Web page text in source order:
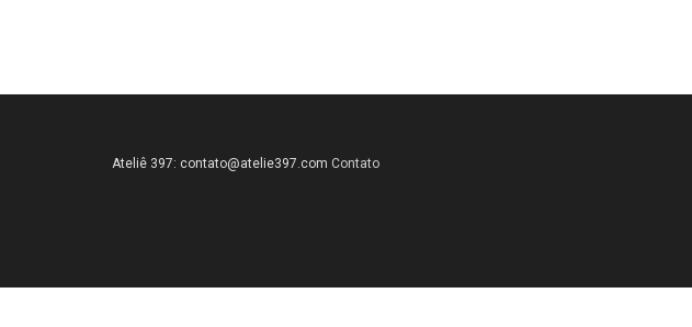
Ateliê 397: contato@atelie397.com Contato